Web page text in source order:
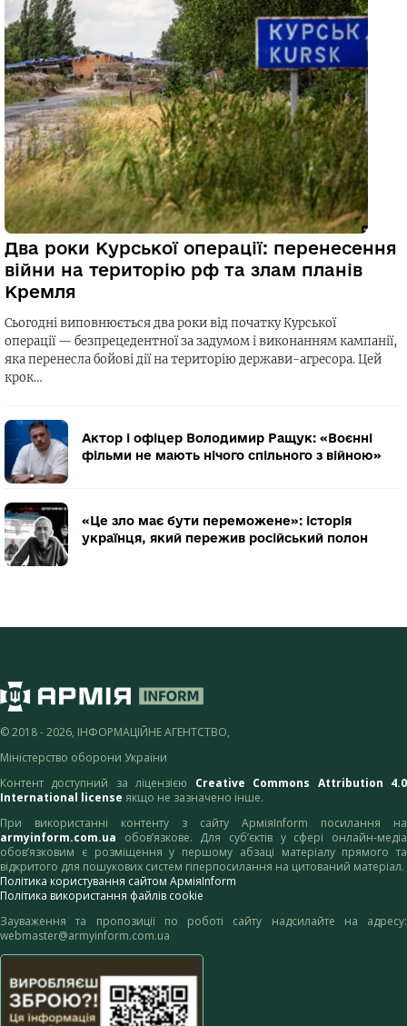
Два роки Курської операції: перенесення
війни на територію рф та злам планів
Кремля
Сьогодні виповнюється два роки від початку Курської
операції — безпрецедентної за задумом і виконанням кампанії,
яка перенесла бойові дії на територію держави-агресора. Цей
крок…
Актор і офіцер Володимир Ращук: «Воєнні
фільми не мають нічого спільного з війною»
«Це зло має бути переможене»: історія
українця, який пережив російський полон
© 2018 - 2026, ІНФОРМАЦІЙНЕ АГЕНТСТВО,
Міністерство оборони України
Контент доступний за ліцензією Creative Commons Attribution 4.0
International license якщо не зазначено інше.
При використанні контенту з сайту АрміяInform посилання на
armyinform.com.ua обов’язкове. Для суб’єктів у сфері онлайн-медіа
обов’язковим є розміщення у першому абзаці матеріалу прямого та
відкритого для пошукових систем гіперпосилання на цитований матеріал.
Політика користування сайтом АрміяInform
Політика використання файлів cookie
Зауваження та пропозиції по роботі сайту надсилайте на адресу:
webmaster@armyinform.com.ua